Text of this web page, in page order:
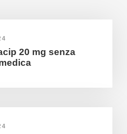
20 mg senza